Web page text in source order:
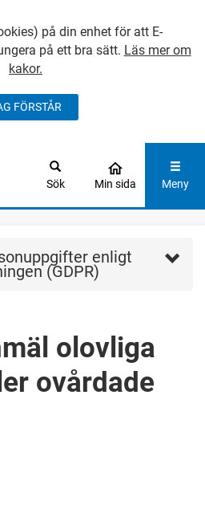
på din enhet för att E-
på ett bra sätt. Läs mer om
kakor.
FÖRSTÅR
GÅ DIREKT TILL
Sök Min sida Meny
enligt
(GDPR)
olovliga
ovårdade